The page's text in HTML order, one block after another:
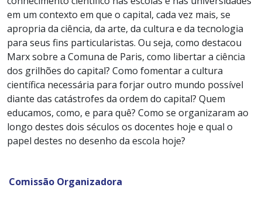
em um contexto em que o capital, cada vez mais, se
apropria da ciência, da arte, da cultura e da tecnologia
para seus fins particularistas. Ou seja, como destacou
Marx sobre a Comuna de Paris, como libertar a ciência
dos grilhões do capital? Como fomentar a cultura
científica necessária para forjar outro mundo possível
diante das catástrofes da ordem do capital? Quem
educamos, como, e para quê? Como se organizaram ao
longo destes dois séculos os docentes hoje e qual o
papel destes no desenho da escola hoje?
Comissão Organizadora